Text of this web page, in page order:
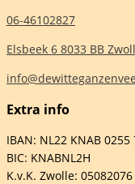
06-46102827
Elsbeek 6 8033 BB
Extra info
IBAN: NL22 KNAB 0255
BIC: KNABNL2H
K.v.K. Zwolle: 05082076